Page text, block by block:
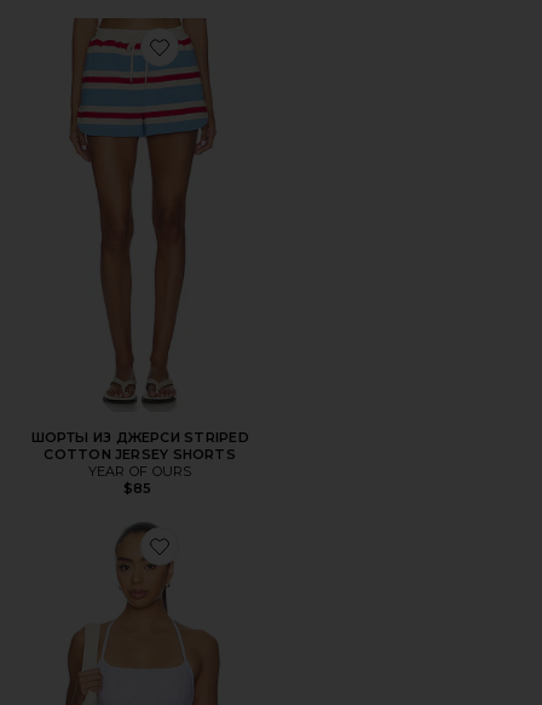
Favorite ШОРТЫ ИЗ ДЖЕРСИ STRIPED COTTON JERSEY
ШОРТЫ ИЗ ДЖЕРСИ STRIPED
COTTON JERSEY SHORTS
YEAR OF OURS
$85
Favorite БЮСТГАЛЬТЕР CADELLE